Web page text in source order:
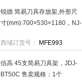
锐德 简易刀具存放架,外形尺
寸(mm):700×530×1180，NJ-
西域订货号：
MFE993
信高 45支简易刀具架，JDJ-
BT50C 售卖规格：1个